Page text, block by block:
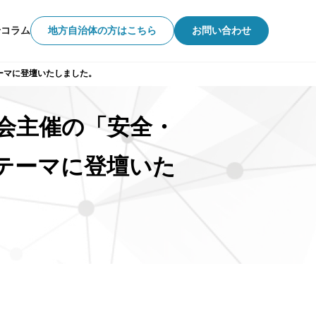
コラム 地方自治体の方はこちら お問い合わせ
に登壇いたしました。
催の「安全・
ーマに登壇いた